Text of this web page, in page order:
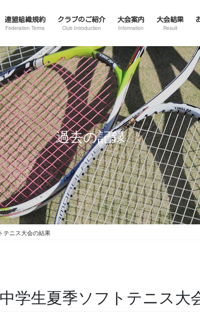
連盟組織規約
Federation Terms
クラブのご紹介
Club Introduction
大会案内
Information
大会結果
Result
過去の記録
テニス大会の結果
学生夏季ソフトテニス大